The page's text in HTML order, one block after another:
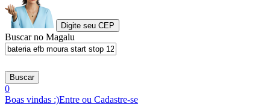
Digite seu CEP
Buscar no Magalu
Buscar
0
Boas vindas :)Entre ou Cadastre-se